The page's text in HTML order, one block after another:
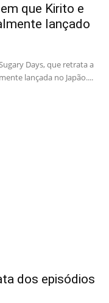
que Kirito e
lançado
Days, que retrata a
lançada no Japão....
dos episódios